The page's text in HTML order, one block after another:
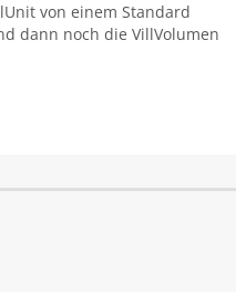
von einem Standard
dann noch die VillVolumen